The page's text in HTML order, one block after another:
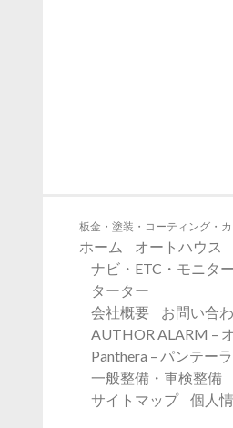
板金・塗装・コーティング・
ホーム オートハウス
ナビ・ETC・モニタ
ターター
会社概要
お問い合
AUTHOR ALARM –
Panthera – パンテーラ
一般整備・車検整備
サイトマップ
個人